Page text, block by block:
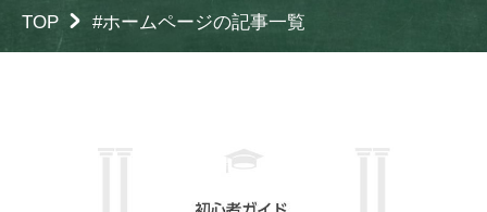
TOP #ホームページの記事一覧